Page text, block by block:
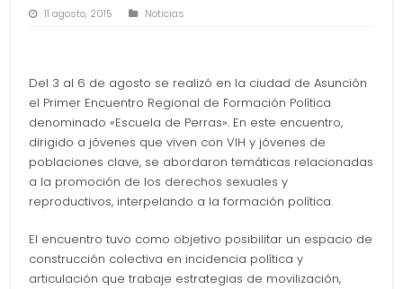
11 agosto, 2015 Noticias
Del 3 al 6 de agosto se realizó en la ciudad de Asunción
el Primer Encuentro Regional de Formación Política
denominado «Escuela de Perras». En este encuentro,
dirigido a jóvenes que viven con VIH y jóvenes de
poblaciones clave, se abordaron temáticas relacionadas
a la promoción de los derechos sexuales y
reproductivos, interpelando a la formación política.
El encuentro tuvo como objetivo posibilitar un espacio de
construcción colectiva en incidencia política y
articulación que trabaje estrategias de movilización,